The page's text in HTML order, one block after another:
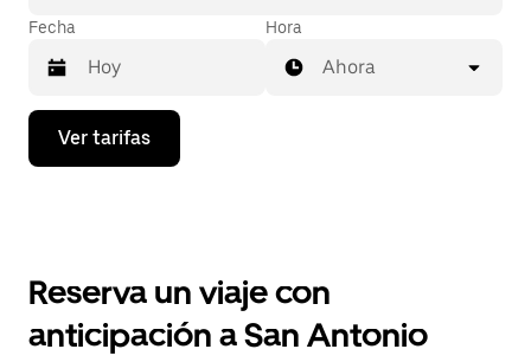
Fecha
Presiona
flecha
el
y
Hora
Ahora
Ver tarifas
Reserva un viaje con
anticipación a San Antonio